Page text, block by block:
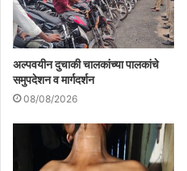
अल्पवयीन दुचाकी चालकांच्या पालकांचे
समुपदेशन व मार्गदर्शन
08/08/2026